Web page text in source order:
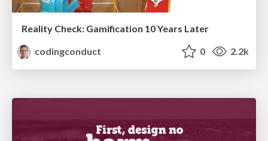
Reality Check: Gamification 10 Years Later
codingconduct
0 2.2k